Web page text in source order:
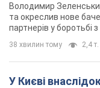
Володимир
та окреслив нове
партнерів у боротьбі
38 хвилин тому 2,4 т.
У Києві